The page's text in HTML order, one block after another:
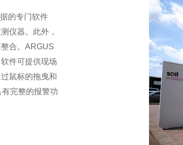
的专门软件
仪器。此外，
合。ARGUS
件可提供现场
鼠标的拖曳和
完整的报警功